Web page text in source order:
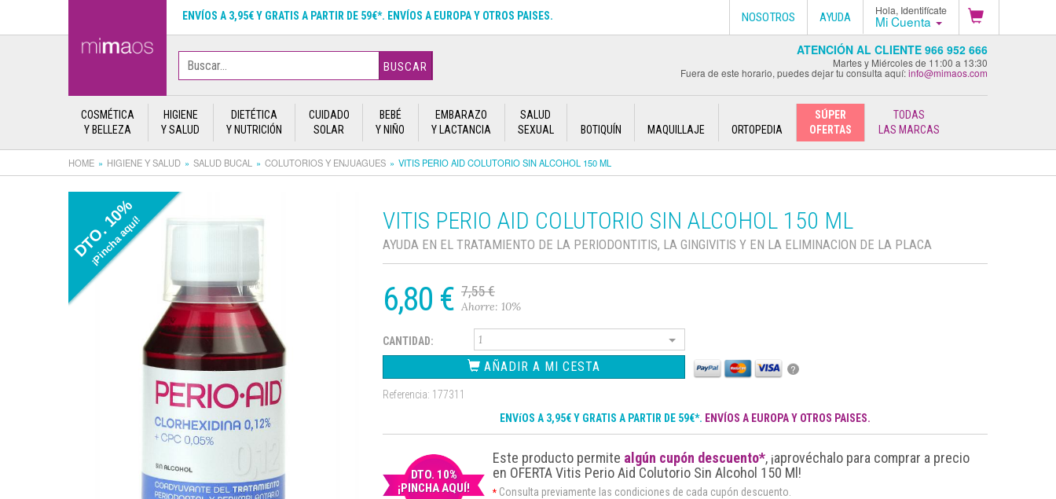
ENVÍOS A 3,95€ Y GRATIS A PARTIR DE 59€*. ENVÍOS A EUROPA Y OTROS PAISES. Hola, Identifícate
Mi Cuenta
AYUDA
NOSOTROS
BUSCAR
ATENCIÓN AL CLIENTE 966 952 666
Martes y Miércoles de 11:00 a 13:30
Fuera de este horario, puedes dejar tu consulta aquí:info@mimaos.com
COSMÉTICA
Y BELLEZA
HIGIENE
Y SALUD
DIETÉTICA
Y NUTRICIÓN
CUIDADO
SOLAR
BEBÉ
Y NIÑO
EMBARAZO
Y LACTANCIA
SALUD
SEXUAL
BOTIQUÍN MAQUILLAJE ORTOPEDIA
SÚPER
OFERTAS
TODAS
LAS MARCAS
HOME HIGIENE Y SALUD SALUD BUCAL COLUTORIOS Y ENJUAGUES VITIS PERIO AID COLUTORIO SIN ALCOHOL 150 ML
DTO. 10%
¡Pincha aquí! VITIS PERIO AID COLUTORIO SIN ALCOHOL 150 ML
AYUDA EN EL TRATAMIENTO DE LA PERIODONTITIS, LA GINGIVITIS Y EN LA ELIMINACION DE LA PLACA
6,80 € 7,55 €
Ahorre: 10%
CANTIDAD:
AÑADIR A MI CESTA ?
Referencia: 177311
ENVíOS A 3,95€ Y GRATIS A PARTIR DE 59€*. ENVÍOS A EUROPA Y OTROS PAISES.
DTO. 10%
¡PINCHA AQUÍ!
Este producto permite algún cupón descuento*, ¡aprovéchalo para comprar a precio
en OFERTA Vitis Perio Aid Colutorio Sin Alcohol 150 Ml!
* Consulta previamente las condiciones de cada cupón descuento.